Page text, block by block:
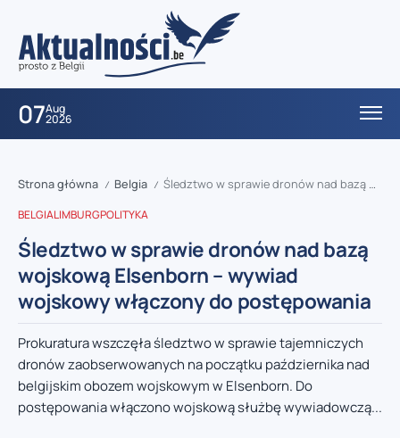
07Aug
2026
Strona główna / Belgia / Śledztwo w sprawie dronów nad bazą wojskową Elsenborn – wywiad wojskowy włączony do postępowania
BELGIALIMBURGPOLITYKA
Śledztwo w sprawie dronów nad bazą
wojskową Elsenborn – wywiad
wojskowy włączony do postępowania
Prokuratura wszczęła śledztwo w sprawie tajemniczych
dronów zaobserwowanych na początku października nad
belgijskim obozem wojskowym w Elsenborn. Do
postępowania włączono wojskową służbę wywiadowczą...